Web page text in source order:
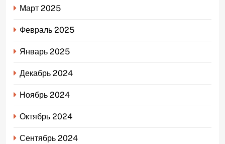
Март 2025
Февраль 2025
Январь 2025
Декабрь 2024
Ноябрь 2024
Октябрь 2024
Сентябрь 2024